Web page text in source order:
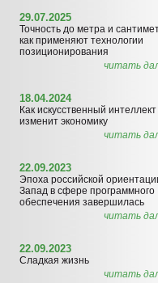
29.07.2025
Точность до метра и
как применяют технологии
позиционирования
читать
18.04.2024
Как искусственный интеллект
изменит экономику
читать
22.09.2023
Эпоха российской
Запад в сфере программного
обеспечения завершилась
читать
22.09.2023
Сладкая жизнь
читать